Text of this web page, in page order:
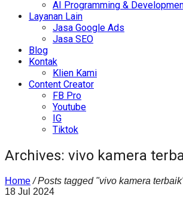
AI Programming &
Layanan Lain
Jasa Google Ads
Jasa SEO
Blog
Kontak
Klien Kami
Content Creator
FB Pro
Youtube
IG
Tiktok
Archives: vivo kamera
Home / Posts tagged "vivo kamera
18 Jul 2024